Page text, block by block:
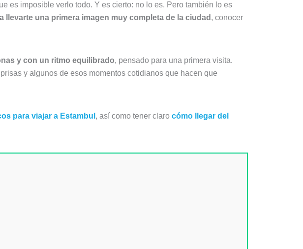
es imposible verlo todo. Y es cierto: no lo es. Pero también lo es
llevarte una primera imagen muy completa de la ciudad , conocer
y con un ritmo equilibrado, pensado para una primera visita.
y algunos de esos momentos cotidianos que hacen que
para viajar a Estambul , así como tener claro cómo llegar del